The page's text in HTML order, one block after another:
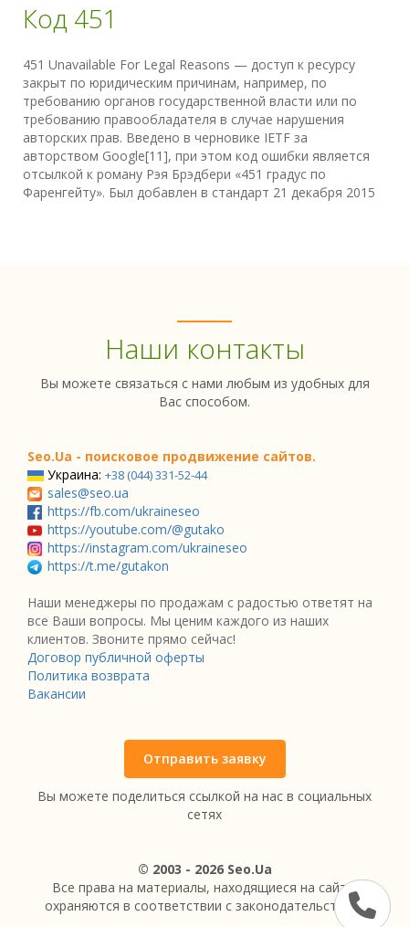
Код 451
451 Unavailable For Legal Reasons — доступ к ресурсу
закрыт по юридическим причинам, например, по
требованию органов государственной власти или по
требованию правообладателя в случае нарушения
авторских прав. Введено в черновике IETF за
авторством Google[11], при этом код ошибки является
отсылкой к роману Рэя Брэдбери «451 градус по
Фаренгейту». Был добавлен в стандарт 21 декабря 2015
Наши контакты
Вы можете связаться с нами любым из удобных для
Вас способом.
Seo.Ua - поисковое продвижение сайтов.
Украина: +38 (044) 331-52-44
sales@seo.ua
https://fb.com/ukraineseo
https://youtube.com/@gutako
https://instagram.com/ukraineseo
https://t.me/gutakon
Наши менеджеры по продажам с радостью ответят на
все Ваши вопросы. Мы ценим каждого из наших
клиентов. Звоните прямо сейчас!
Договор публичной оферты
Политика возврата
Вакансии
Отправить заявку
Вы можете поделиться ссылкой на нас в социальных
сетях
© 2003 - 2026 Seo.Ua
Все права на материалы, находящиеся на сайте,
охраняются в соответствии с законодательством.